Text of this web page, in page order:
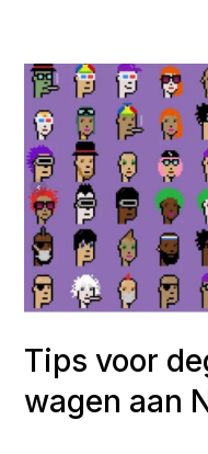
Tips voor
wagen aan